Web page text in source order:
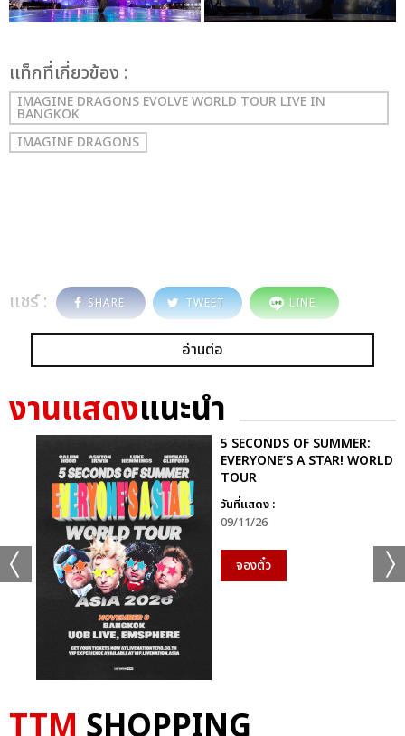
เเท็กที่เกี่ยวข้อง :
IMAGINE DRAGONS EVOLVE WORLD TOUR LIVE IN
BANGKOK
IMAGINE DRAGONS
แชร์ : SHARE TWEET LINE
อ่านต่อ
งานแสดงแนะนำ
5 SECONDS OF SUMMER:
EVERYONE’S A STAR! WORLD
TOUR
วันที่แสดง :
09/11/26
จองตั๋ว